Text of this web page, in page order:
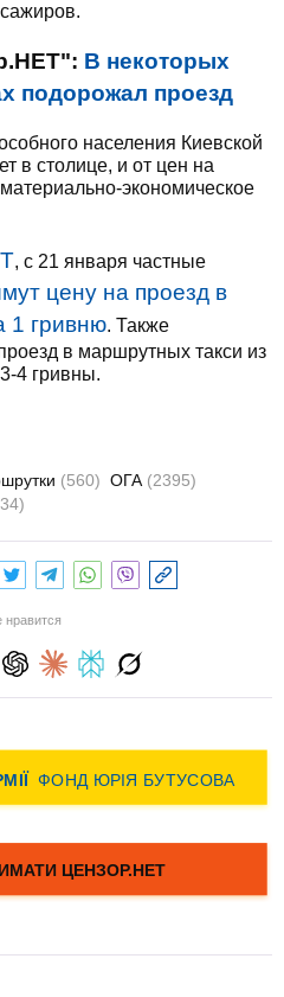
В некоторых
подорожал проезд
населения Киевской
в столице, и от цен на
экономическое
, с 21 января частные
цену на проезд в
1 гривню. Также
в маршрутных такси из
4 гривны.
(560) ОГА (2395)
нравится